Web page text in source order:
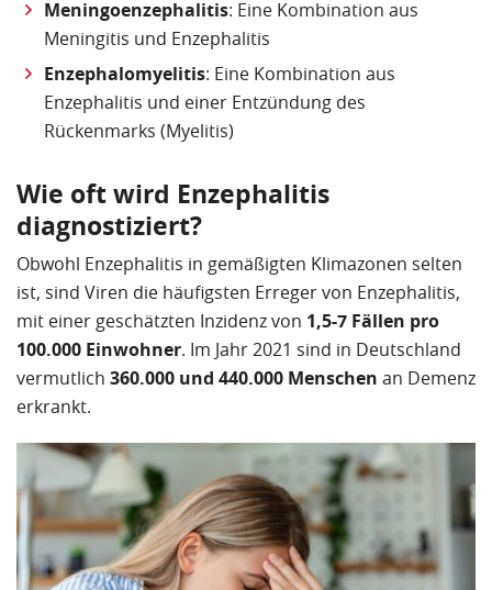
Meningoenzephalitis: Eine Kombination aus
Meningitis und Enzephalitis
Enzephalomyelitis: Eine Kombination aus
Enzephalitis und einer Entzündung des
Rückenmarks (Myelitis)
Wie oft wird Enzephalitis
diagnostiziert?
Obwohl Enzephalitis in gemäßigten Klimazonen selten
ist, sind Viren die häufigsten Erreger von Enzephalitis,
mit einer geschätzten Inzidenz von 1,5-7 Fällen pro
100.000 Einwohner. Im Jahr 2021 sind in Deutschland
vermutlich 360.000 und 440.000 Menschen an Demenz
erkrankt.